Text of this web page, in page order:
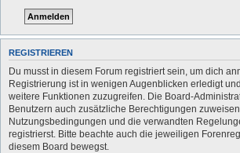
REGISTRIEREN
Du musst in diesem Forum registriert sein, um dich
Registrierung ist in wenigen Augenblicken erledigt
weitere Funktionen zuzugreifen. Die Board-
Benutzern auch zusätzliche Berechtigungen
Nutzungsbedingungen und die verwandten
registrierst. Bitte beachte auch die jeweiligen
diesem Board bewegst.